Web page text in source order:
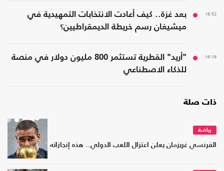
16:52
بعد غزة.. كيف أعادت الانتخابات التمهيدية في
ميشيغان رسم خريطة الديمقراطيين؟
16:19
"أريد" القطرية تستثمر 800 مليون دولار في منصة
للذكاء الاصطناعي
ذات صلة
رياضة
الفرنسي غريزمان يعلن اعتزال اللعب الدولي.. هذه إنجازاته